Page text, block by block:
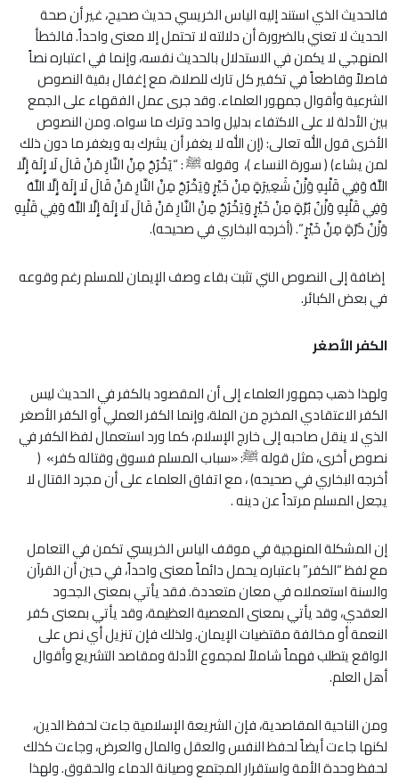
فالحديث الذي استند إليه الياس الخريسي حديث صحيح، غير أن صحة
الحديث لا تعني بالضرورة أن دلالته لا تحتمل إلا معنى واحداً. فالخطأ
المنهجي لا يكمن في الاستدلال بالحديث نفسه، وإنما في اعتباره نصاً
فاصلاً وقاطعاً في تكفير كل تارك للصلاة، مع إغفال بقية النصوص
الشرعية وأقوال جمهور العلماء. وقد جرى عمل الفقهاء على الجمع
بين الأدلة لا على الاكتفاء بدليل واحد وترك ما سواه. ومن النصوص
الأخرى قول الله تعالى: ﴿إن الله لا يغفر أن يشرك به ويغفر ما دون ذلك
لمن يشاء﴾ ( سورة النساء )، وقوله ﷺ : “يَخْرُجُ مِنْ النَّارِ مَنْ قَالَ لَا إِلَهَ إِلَّا
اللَّهُ وَفِي قَلْبِهِ وَزْنُ شَعِيرَةٍ مِنْ خَيْرٍ وَيَخْرُجُ مِنْ النَّارِ مَنْ قَالَ لَا إِلَهَ إِلَّا اللَّهُ
وَفِي قَلْبِهِ وَزْنُ بُرَّةٍ مِنْ خَيْرٍ وَيَخْرُجُ مِنْ النَّارِ مَنْ قَالَ لَا إِلَهَ إِلَّا اللَّهُ وَفِي قَلْبِهِ
وَزْنُ ذَرَّةٍ مِنْ خَيْرٍ “. (أخرجه البخاري في صحيحه).
إضافة إلى النصوص التي تثبت بقاء وصف الإيمان للمسلم رغم وقوعه
في بعض الكبائر.
الكفر الأصغر
ولهذا ذهب جمهور العلماء إلى أن المقصود بالكفر في الحديث ليس
الكفر الاعتقادي المخرج من الملة، وإنما الكفر العملي أو الكفر الأصغر
الذي لا ينقل صاحبه إلى خارج الإسلام، كما ورد استعمال لفظ الكفر في
نصوص أخرى، مثل قوله ﷺ: «سباب المسلم فسوق وقتاله كفر» (
أخرجه البخاري في صحيحه) ، مع اتفاق العلماء على أن مجرد القتال لا
يجعل المسلم مرتداً عن دينه .
إن المشكلة المنهجية في موقف الياس الخريسي تكمن في التعامل
مع لفظ “الكفر” باعتباره يحمل دائماً معنى واحداً، في حين أن القرآن
والسنة استعملاه في معان متعددة. فقد يأتي بمعنى الجحود
العقدي، وقد يأتي بمعنى المعصية العظيمة، وقد يأتي بمعنى كفر
النعمة أو مخالفة مقتضيات الإيمان. ولذلك فإن تنزيل أي نص على
الواقع يتطلب فهماً شاملاً لمجموع الأدلة ومقاصد التشريع وأقوال
أهل العلم.
ومن الناحية المقاصدية، فإن الشريعة الإسلامية جاءت لحفظ الدين،
لكنها جاءت أيضاً لحفظ النفس والعقل والمال والعرض، وجاءت كذلك
لحفظ وحدة الأمة واستقرار المجتمع وصيانة الدماء والحقوق. ولهذا